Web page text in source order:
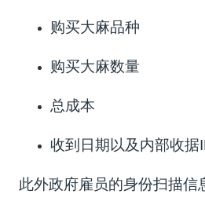
购买大麻品种
购买大麻数量
总成本
收到日期以及内部收据
此外政府雇员的身份扫描信